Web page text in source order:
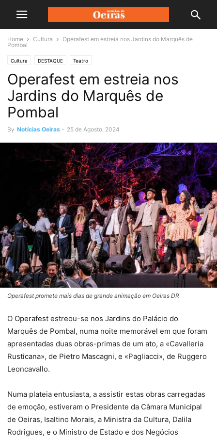
Home Cultura
Operafest em estreia nos Jardins do Marquês de
Pombal
Cultura DESTAQUE Teatro
Operafest em estreia nos
Jardins do Marquês de
Pombal
By Notícias Oeiras - 25 de Agosto, 2024
Operafest promete mais dias de grande animação em Oeiras DR
O Operafest estreou-se nos Jardins do Palácio do
Marquês de Pombal, numa noite memorável em que foram
apresentadas duas obras-primas de um ato, a «Cavalleria
Rusticana», de Pietro Mascagni, e «Pagliacci», de Ruggero
Leoncavallo.
Numa plateia entusiasta, a assistir estas obras carregadas
de emoção, estiveram o Presidente da Câmara Municipal
de Oeiras, Isaltino Morais, a Ministra da Cultura, Dalila
Rodrigues, e o Ministro de Estado e dos Negócios